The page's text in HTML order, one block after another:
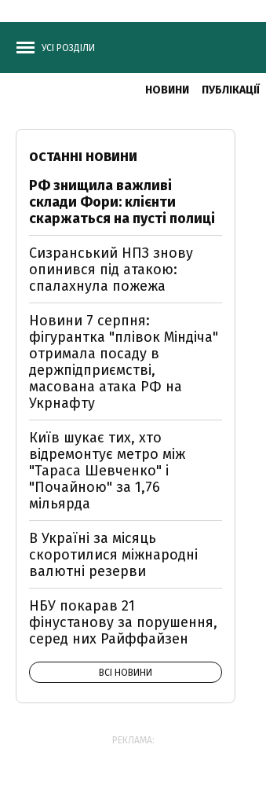
УСІ РОЗДІЛИ
НОВИНИ ПУБЛІКАЦІЇ
ОСТАННІ НОВИНИ
РФ знищила важливі
склади Фори: клієнти
скаржаться на пусті полиці
Сизранський НПЗ знову
опинився під атакою:
спалахнула пожежа
Новини 7 серпня:
фігурантка "плівок Міндіча"
отримала посаду в
держпідприємстві,
масована атака РФ на
Укрнафту
Київ шукає тих, хто
відремонтує метро між
"Тараса Шевченко" і
"Почайною" за 1,76
мільярда
В Україні за місяць
скоротилися міжнародні
валютні резерви
НБУ покарав 21
фінустанову за порушення,
серед них Райффайзен
ВСІ НОВИНИ
РЕКЛАМА: